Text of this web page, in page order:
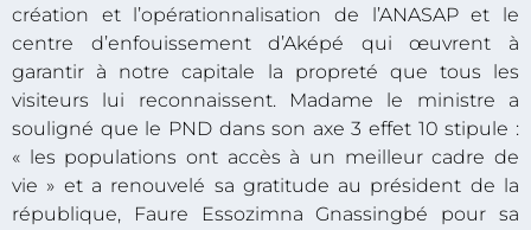
création et l’opérationnalisation de l’ANASAP et le
centre d’enfouissement d’Aképé qui œuvrent à
garantir à notre capitale la propreté que tous les
visiteurs lui reconnaissent. Madame le ministre a
souligné que le PND dans son axe 3 effet 10 stipule :
« les populations ont accès à un meilleur cadre de
vie » et a renouvelé sa gratitude au président de la
république, Faure Essozimna Gnassingbé pour sa